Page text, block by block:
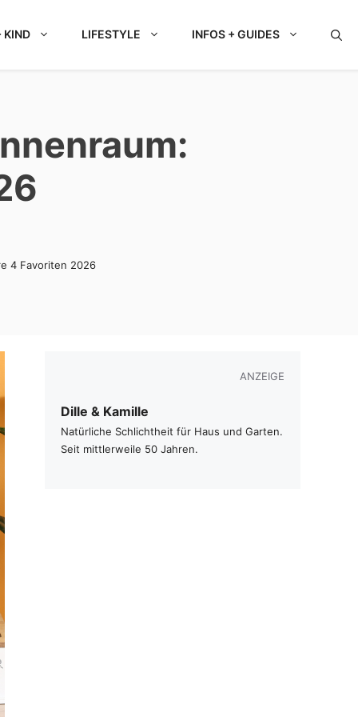
KIND LIFESTYLE INFOS + GUIDES
4 Favoriten 2026
ANZEIGE
Dille & Kamille
Natürliche Schlichtheit für Haus und Garten.
Seit mittlerweile 50 Jahren.